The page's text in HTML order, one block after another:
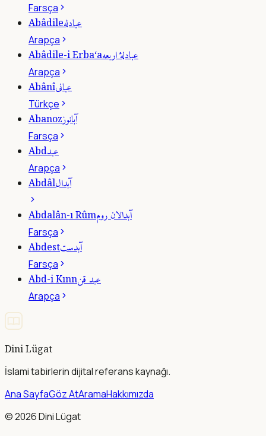
Farsça
Abâdileعبادله
Arapça
Abâdile-i Erba‘aعبادلۀ اربعه
Arapça
Abânîعبانى
Türkçe
Abanozآبانوز
Farsça
Abdعبد
Arapça
Abdâlآبدال
Abdalân-ı Rûmآبدالان روم
Farsça
Abdestآبدست
Farsça
Abd-i Kınnعبد قن
Arapça
Dini Lügat
İslami tabirlerin dijital referans kaynağı.
Ana SayfaGöz AtAramaHakkımızda
©2026Dini Lügat